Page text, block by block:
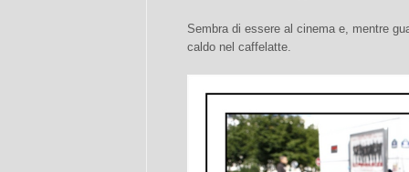
Sembra di essere al cinema e, mentre
caldo nel caffelatte.